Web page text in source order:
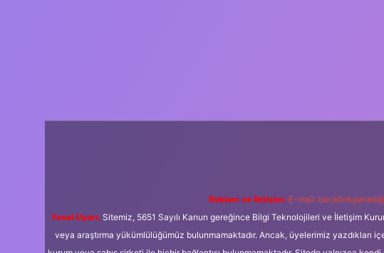
Reklam ve İletişim: E-mail:
Yasal Uyarı: Sitemiz, 5651 Sayılı Kanun gereğince Bilgi Teknolojileri ve İletişim
veya araştırma yükümlülüğümüz bulunmamaktadır. Ancak, üyelerimiz yazdıkları